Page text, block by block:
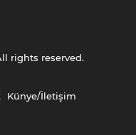
Künye/İletişim
rights reserved.